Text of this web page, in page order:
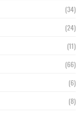
(34)
(24)
(11)
(66)
(6)
(8)